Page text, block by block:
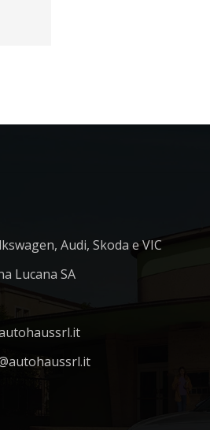
Audi, Skoda e VIC
Lucana SA